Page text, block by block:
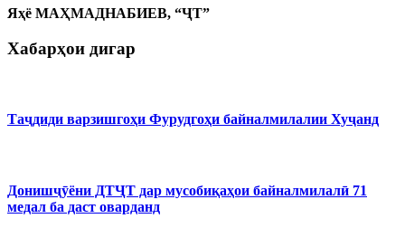
Яҳё МАҲМАДНАБИЕВ, “ҶТ”
Хабарҳои дигар
Таҷдиди варзишгоҳи Фурудгоҳи байналмилалии Хуҷанд
Донишҷӯёни ДТҶТ дар мусобиқаҳои байналмилалӣ 71
медал ба даст оварданд